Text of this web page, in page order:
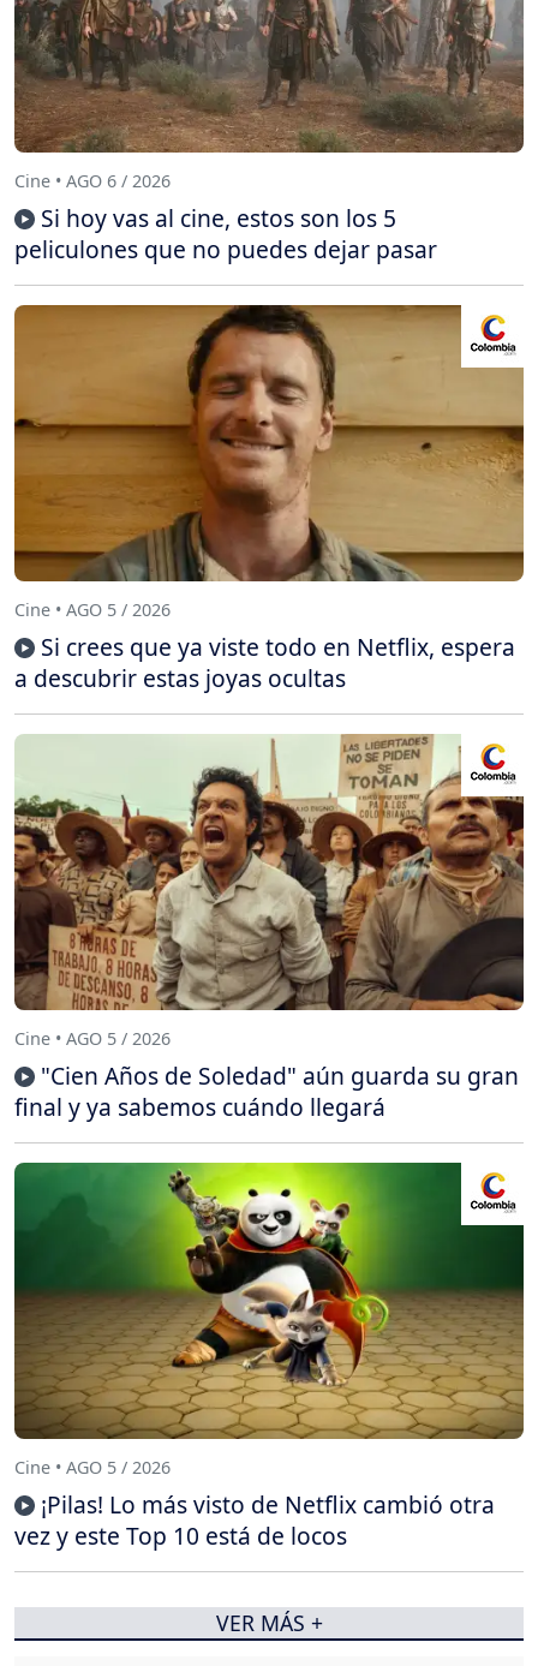
Cine • AGO 6 / 2026
Si hoy vas al cine, estos son los 5
peliculones que no puedes dejar pasar
Cine • AGO 5 / 2026
Si crees que ya viste todo en Netflix, espera
a descubrir estas joyas ocultas
Cine • AGO 5 / 2026
"Cien Años de Soledad" aún guarda su gran
final y ya sabemos cuándo llegará
Cine • AGO 5 / 2026
¡Pilas! Lo más visto de Netflix cambió otra
vez y este Top 10 está de locos
VER MÁS +